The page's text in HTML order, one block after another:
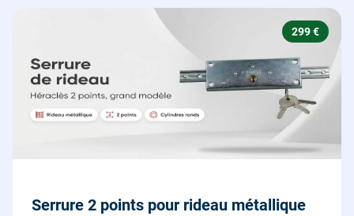
299 €
Serrure 2 points pour rideau métallique